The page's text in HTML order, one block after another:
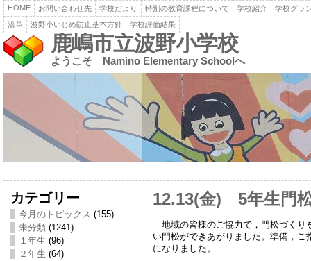
HOME お問い合わせ先 学校だより 特別の教育課程について 学校紹介
学校グラ
沿革
波野小いじめ防止基本方針 学校評価結果
鹿嶋市立波野小学校
ようこそ Namino Elementary Schoolへ
カテゴリー
今月のトピックス (155)
未分類(1241)
１年生 (96)
２年生 (64)
12.13(金) 5年生門
地域の皆様のご協力で，門松づくり
い門松ができあがりました。準備，
になりました。